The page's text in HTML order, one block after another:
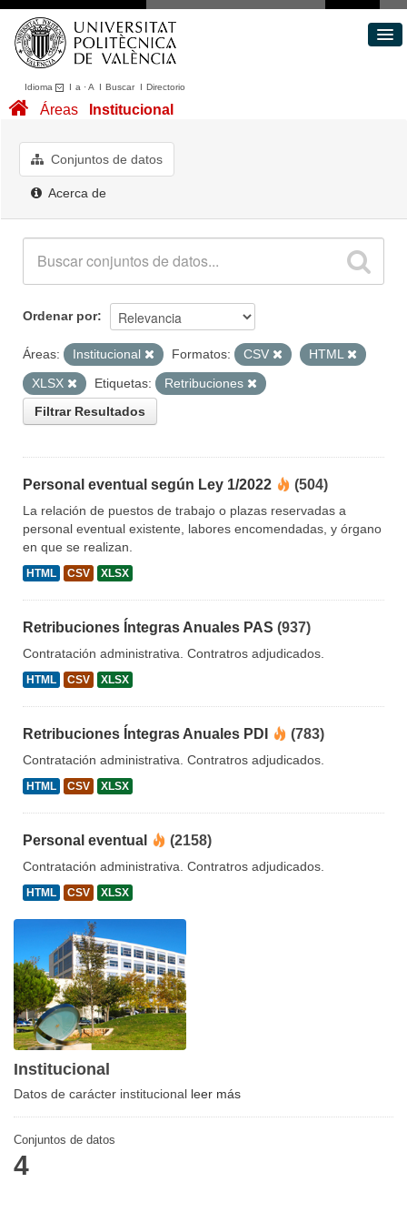
Idioma I a ·A I BuscarI Directorio
Conjuntos de datos
Acerca de
Áreas Institucional
Conjuntos de datos
Acerca de
Ordenar por
Áreas: Institucional Formatos: CSV
HTML
XLSX
Etiquetas:
Retribuciones
Filtrar Resultados
Personal eventual según Ley 1/2022 (504)
La relación de puestos de trabajo o plazas reservadas a
personal eventual existente, labores encomendadas, y órgano
en que se realizan.
HTML CSV XLSX
Retribuciones Íntegras Anuales PAS (937)
Contratación administrativa. Contratros adjudicados.
HTML CSV XLSX
Retribuciones Íntegras Anuales PDI (783)
Contratación administrativa. Contratros adjudicados.
HTML CSV XLSX
Personal eventual (2158)
Contratación administrativa. Contratros adjudicados.
HTML CSV XLSX
Institucional
Datos de carácter institucional leer más
Conjuntos de datos
4